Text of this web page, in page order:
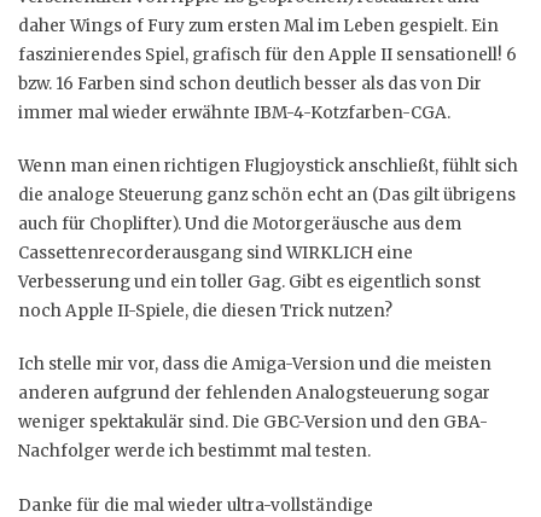
daher Wings of Fury zum ersten Mal im Leben gespielt. Ein
faszinierendes Spiel, grafisch für den Apple II sensationell! 6
bzw. 16 Farben sind schon deutlich besser als das von Dir
immer mal wieder erwähnte IBM-4-Kotzfarben-CGA.
Wenn man einen richtigen Flugjoystick anschließt, fühlt sich
die analoge Steuerung ganz schön echt an (Das gilt übrigens
auch für Choplifter). Und die Motorgeräusche aus dem
Cassettenrecorderausgang sind WIRKLICH eine
Verbesserung und ein toller Gag. Gibt es eigentlich sonst
noch Apple II-Spiele, die diesen Trick nutzen?
Ich stelle mir vor, dass die Amiga-Version und die meisten
anderen aufgrund der fehlenden Analogsteuerung sogar
weniger spektakulär sind. Die GBC-Version und den GBA-
Nachfolger werde ich bestimmt mal testen.
Danke für die mal wieder ultra-vollständige